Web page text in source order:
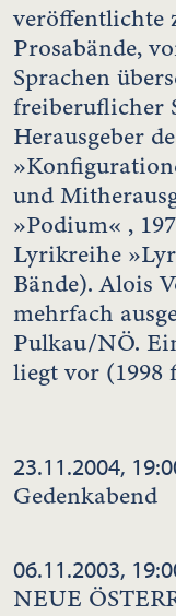
veröffentlichte
Prosabände,
Sprachen
freiberuflicher
Herausgeber
und
»Podium« ,
Lyrikreihe
Bände). Alois
mehrfach
Pulkau/NÖ.
liegt vor (1998
23.11.2004,
Gedenkabend
06.11.2003,
NEUE